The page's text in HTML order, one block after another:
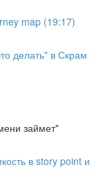
map (19:17)
делать" в Скрам
займет"
в story point и